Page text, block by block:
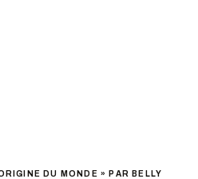
DU MONDE » PAR BELLY